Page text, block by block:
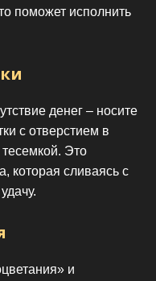
поможет исполнить
денег – носите
с отверстием в
Это
которая сливаясь с
и